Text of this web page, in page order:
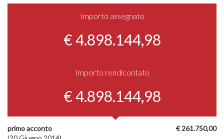
Importo assegnato
€ 4.898.144,98
Importo rendicontato
€ 4.898.144,98
€ 261.750,00
primo acconto